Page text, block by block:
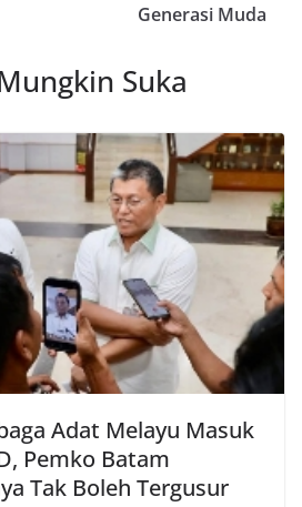
Generasi Muda
Suka
Adat Melayu Masuk
Pemko Batam
Tak Boleh Tergusur